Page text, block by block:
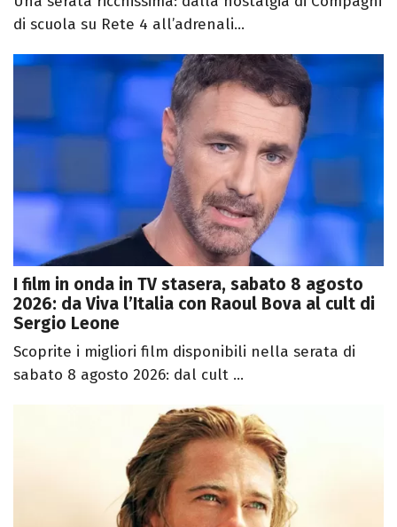
di scuola su Rete 4 all’adrenali...
I film in onda in TV stasera, sabato 8 agosto
2026: da Viva l’Italia con Raoul Bova al cult di
Sergio Leone
Scoprite i migliori film disponibili nella serata di
sabato 8 agosto 2026: dal cult ...